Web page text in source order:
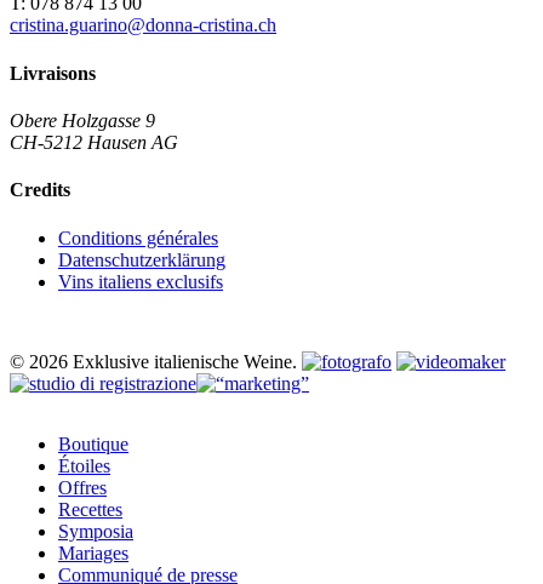
cristina.guarino@donna-cristina.ch
Livraisons
Obere Holzgasse 9
CH-5212 Hausen AG
Credits
Conditions générales
Datenschutzerklärung
Vins italiens exclusifs
© 2026 Exklusive italienische Weine.
Close
Menu
Boutique
Étoiles
Offres
Recettes
Symposia
Mariages
Communiqué de presse